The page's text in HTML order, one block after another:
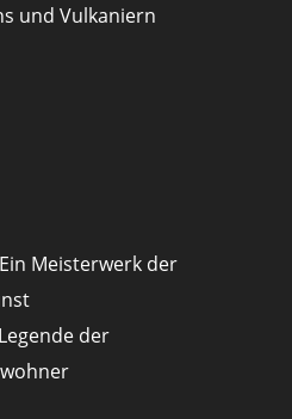
und Vulkaniern
Meisterwerk der
der